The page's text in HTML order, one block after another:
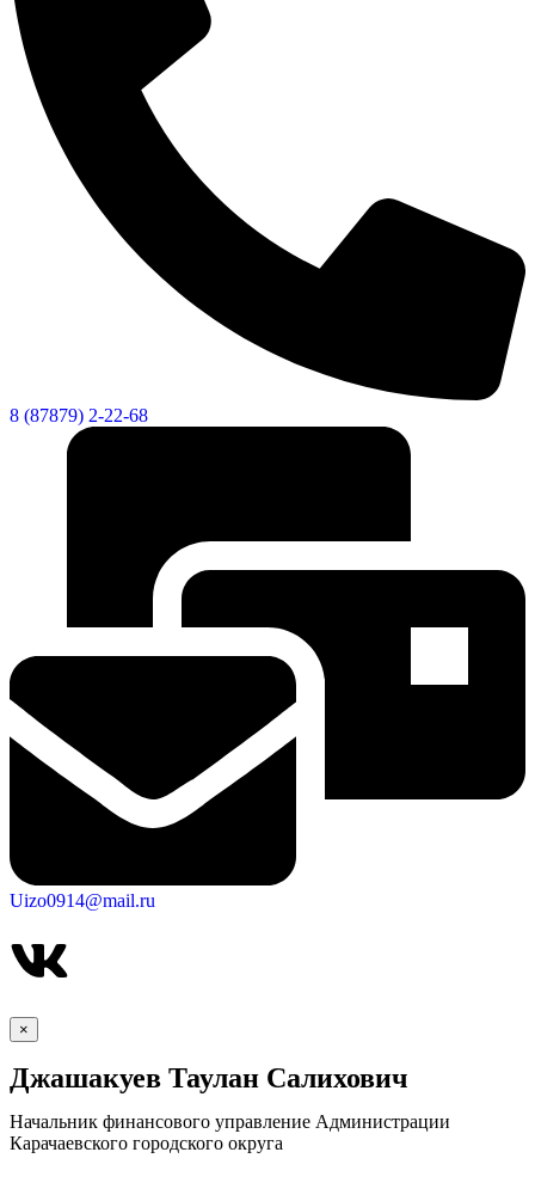
КСП КГО
8 (87879) 2-22-68
Uizo0914@mail.ru
×
Джашакуев Таулан Салихович
Начальник финансового управление Администрации
Карачаевского городского округа